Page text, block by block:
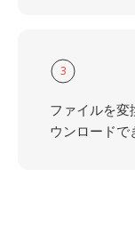
3
ファイルを
ウンロードで